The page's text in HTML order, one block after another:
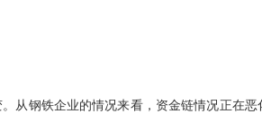
从钢铁企业的情况来看，资金链情况正在